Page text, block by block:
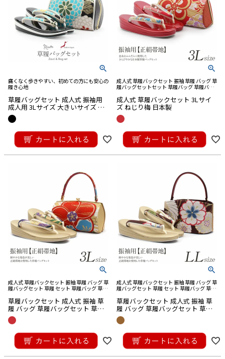
痛くなく歩きやすい、初めての方にも安心の
履き心地
草履バッグセット 成人式 振袖用
成人用 3Lサイズ 大きいサイズ 黒
水色 万寿菊 帯地 エナメル 2枚芯
万里小路 日本製
27,500税込
成人式 草履バックセット 振袖 草履 バッグ 草
履バッグセットセット 草履バッグ 草履バッ
バック
成人式 草履バックセット 3Lサイ
ズ ねじり梅 日本製
29,700税込
成人式 草履バックセット 振袖 草履 バッグ 草
履バッグセット 草履 セット 草履バッグ 草履
ト バック草履 成人式草履バック
草履バックセット 成人式 振袖 草
履 バッグ 草履バッグセット 草履
セット 3Lサイズ
29,700税込
成人式 草履バックセット 振袖 草履 バッグ 草
履バッグセット 草履 セット 草履バッグ 草履
ト バック草履 成人式草履バック
草履バックセット 成人式 振袖 草
履 バッグ 草履バッグセット 草履
セット LLサイズ
38,500税込